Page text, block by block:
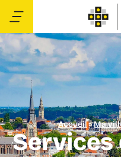
Accueil»Ma
Services